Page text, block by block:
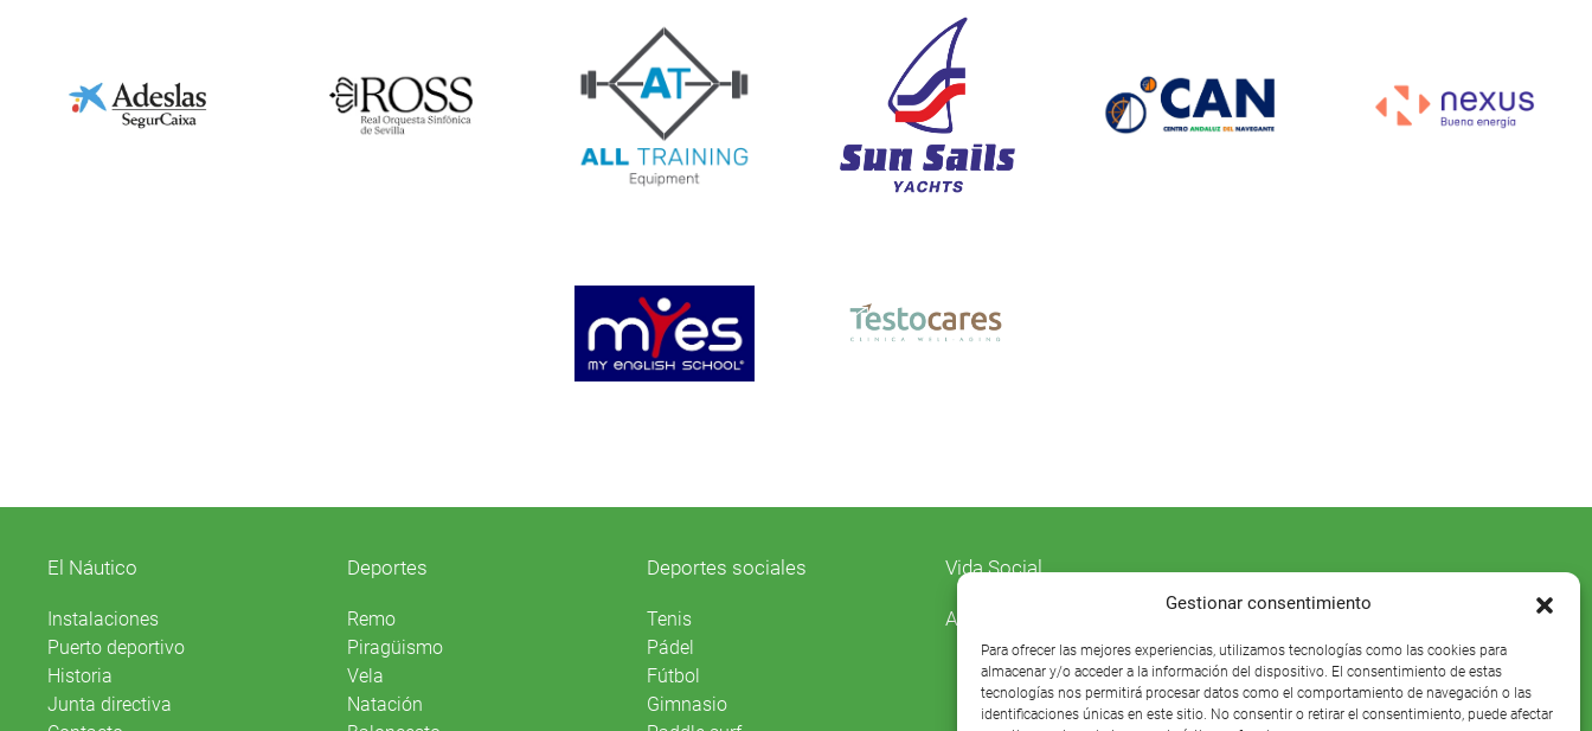
Gestionar consentimiento
Para ofrecer las mejores experiencias, utilizamos tecnologías como las cookies para
almacenar y/o acceder a la información del dispositivo. El consentimiento de estas
tecnologías nos permitirá procesar datos como el comportamiento de navegación o las
identificaciones únicas en este sitio. No consentir o retirar el consentimiento, puede afectar
El Náutico
Instalaciones
Puerto deportivo
Historia
Junta directiva
Deportes
Remo
Piragüismo
Vela
Natación
Deportes sociales
Tenis
Pádel
Fútbol
Gimnasio
Vida Social
Agenda